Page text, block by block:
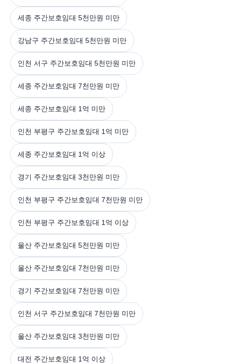
세종 주간보호임대 5천만원 미만
강남구 주간보호임대 5천만원 미만
인천 서구 주간보호임대 5천만원 미만
세종 주간보호임대 7천만원 미만
세종 주간보호임대 1억 미만
인천 부평구 주간보호임대 1억 미만
세종 주간보호임대 1억 이상
경기 주간보호임대 3천만원 미만
인천 부평구 주간보호임대 7천만원 미만
인천 부평구 주간보호임대 1억 이상
울산 주간보호임대 5천만원 미만
울산 주간보호임대 7천만원 미만
경기 주간보호임대 7천만원 미만
인천 서구 주간보호임대 7천만원 미만
울산 주간보호임대 3천만원 미만
대전 주간보호임대 1억 이상